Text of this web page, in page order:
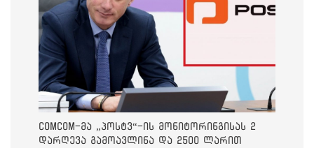
ComCom-მა „პოსტვ“-ის მონიტორინგისას 2
დარღევა გამოავლინა და 2500 ლარით